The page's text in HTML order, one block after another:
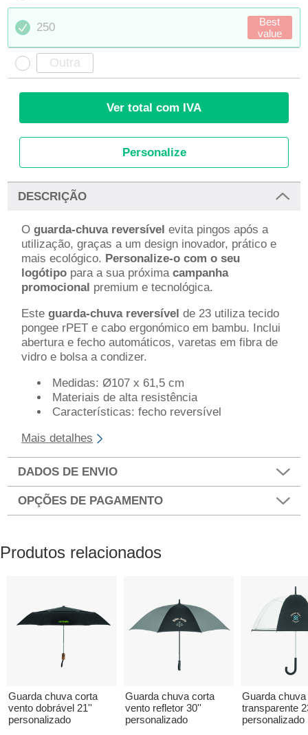
250
Best
value
Ver total com IVA
Personalize
DESCRIÇÃO
Oguarda-chuva reversível evita pingos após a
utilização, graças a um design inovador, prático e
mais ecológico. Personalize-o com o seu
logótipo para a sua próximacampanha
promocional premium e tecnológica.
Esteguarda-chuva reversível de 23 utiliza tecido
pongee rPET e cabo ergonómico em bambu. Inclui
abertura e fecho automáticos, varetas em fibra de
vidro e bolsa a condizer.
Medidas: Ø107 x 61,5 cm
Materiais de alta resistência
Características: fecho reversível
Mais detalhes
DADOS DE ENVIO
OPÇÕES DE PAGAMENTO
Produtos relacionados
Guarda chuva corta
vento dobrável 21''
personalizado
Guarda chuva corta
vento refletor 30''
personalizado
Guarda chuva
transparente
personalizado